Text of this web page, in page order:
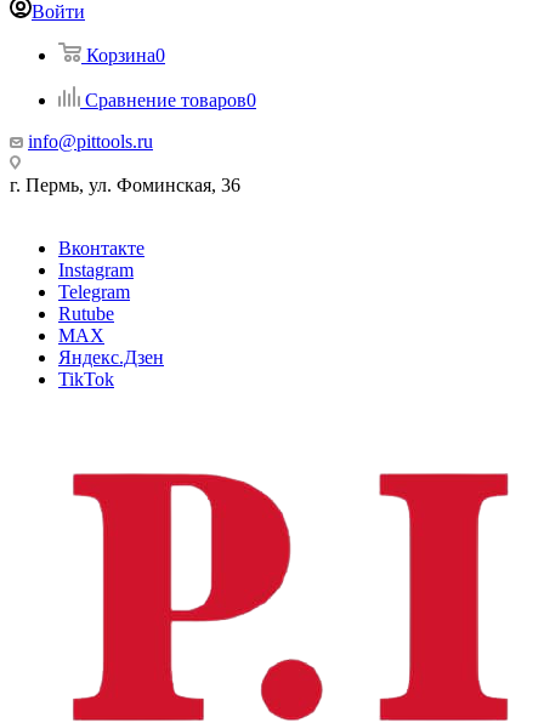
Войти
Корзина0
Сравнение товаров0
info@pittools.ru
г. Пермь, ул. Фоминская, 36
Вконтакте
Instagram
Telegram
Rutube
MAX
Яндекс.Дзен
TikTok